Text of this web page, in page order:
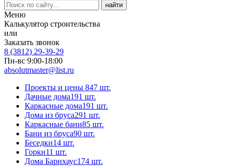
Меню
Калькулятор строительства
или
Заказать звонок
8 (3812) 29-39-29
Пн-вс 9:00-18:00
absolutmaster@list.ru
Проекты и цены 847 шт.
Дачные дома191 шт.
Каркасные дома191 шт.
Дома из бруса291 шт.
Каркасные бани85 шт.
Бани из бруса90 шт.
Беседки14 шт.
Горки11 шт.
Дома Барнхаус174 шт.